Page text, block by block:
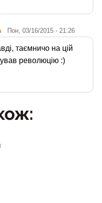
Пон, 03/16/2015 - 21:26
таємничо на цій
революцію :)